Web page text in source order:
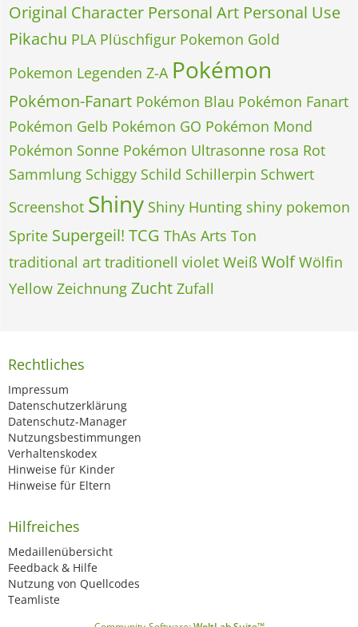
Original Character Personal Art Personal Use
Pikachu PLA Plüschfigur Pokemon Gold
Pokemon Legenden Z-A Pokémon
Pokémon-Fanart Pokémon Blau Pokémon Fanart
Pokémon Gelb Pokémon GO Pokémon Mond
Pokémon Sonne Pokémon Ultrasonne rosa Rot
Sammlung Schiggy Schild Schillerpin Schwert
Screenshot Shiny Shiny Hunting shiny pokemon
Sprite Supergeil! TCG ThAs Arts Ton
traditional art traditionell violet Weiß Wolf Wölfin
Yellow Zeichnung Zucht Zufall
Rechtliches
Impressum
Datenschutzerklärung
Datenschutz-Manager
Nutzungsbestimmungen
Verhaltenskodex
Hinweise für Kinder
Hinweise für Eltern
Hilfreiches
Medaillenübersicht
Feedback & Hilfe
Nutzung von Quellcodes
Teamliste